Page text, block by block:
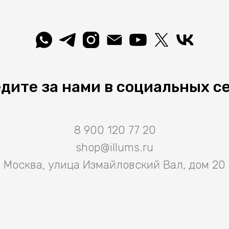
за нами в социальных
8 900 120 77 20
shop@illums.ru
Москва, улица Измайловский Вал, дом 20